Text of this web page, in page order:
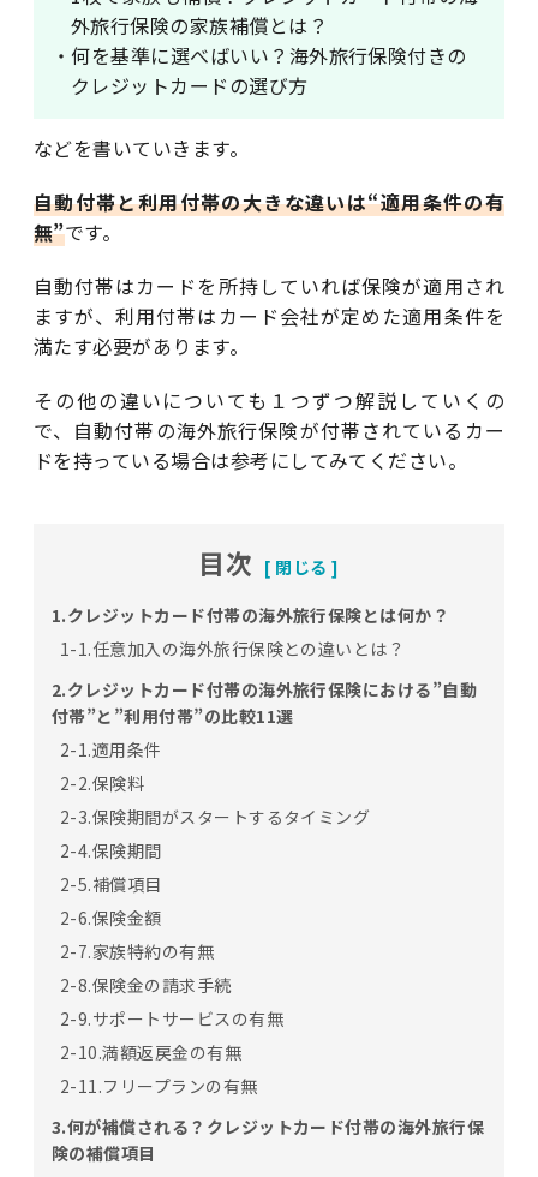
外旅行保険の家族補償とは？
・何を基準に選べばいい？海外旅行保険付きの
クレジットカードの選び方
などを書いていきます。
自動付帯と利用付帯の大きな違いは“適用条件の有
無”です。
自動付帯はカードを所持していれば保険が適用され
ますが、利用付帯はカード会社が定めた適用条件を
満たす必要があります。
その他の違いについても１つずつ解説していくの
で、自動付帯の海外旅行保険が付帯されているカー
ドを持っている場合は参考にしてみてください。
目次
1.クレジットカード付帯の海外旅行保険とは何か？
1-1.任意加入の海外旅行保険との違いとは？
2.クレジットカード付帯の海外旅行保険における”自動
付帯”と”利用付帯”の比較11選
2-1.適用条件
2-2.保険料
2-3.保険期間がスタートするタイミング
2-4.保険期間
2-5.補償項目
2-6.保険金額
2-7.家族特約の有無
2-8.保険金の請求手続
2-9.サポートサービスの有無
2-10.満額返戻金の有無
2-11.フリープランの有無
3.何が補償される？クレジットカード付帯の海外旅行保
険の補償項目